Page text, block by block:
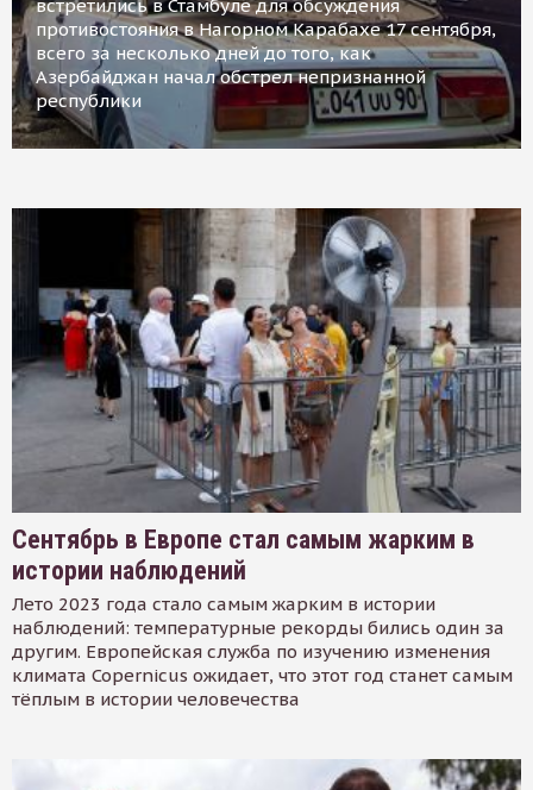
встретились в Стамбуле для обсуждения
противостояния в Нагорном Карабахе 17 сентября,
всего за несколько дней до того, как
Азербайджан начал обстрел непризнанной
республики
Сентябрь в Европе стал самым жарким в
истории наблюдений
Лето 2023 года стало самым жарким в истории
наблюдений: температурные рекорды бились один за
другим. Европейская служба по изучению изменения
климата Copernicus ожидает, что этот год станет самым
тёплым в истории человечества